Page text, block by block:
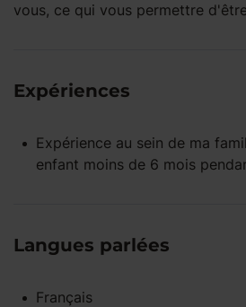
vous, ce qui vous permettre
Expériences
Expérience au sein de ma
enfant moins de 6 mois
Langues parlées
Français